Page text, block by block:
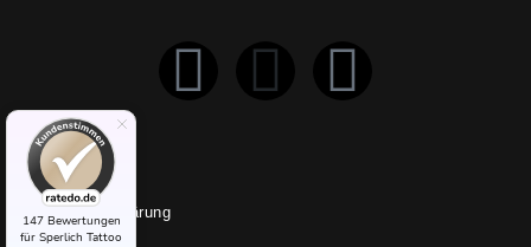
Impressum
Datenschutzerklärung
147 Bewertungen
für Sperlich Tattoo